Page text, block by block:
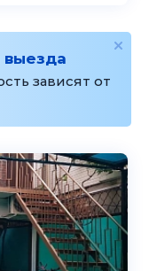
выезда
зависят от